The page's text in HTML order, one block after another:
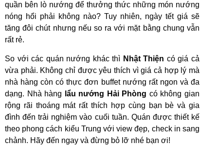
quần bên lò nướng để thưởng thức những món nướng
nóng hổi phải không nào? Tuy nhiên, ngày tết giá sẽ
tăng đôi chút nhưng nếu so ra với mặt bằng chung vẫn
rất rẻ.
So với các quán nướng khác thì Nhật Thiện cógiá cả
vừa phải. Không chỉ được yêu thích vì giá cả hợp lý mà
nhà hàng còn có thực đơn buffet nướng rất ngon và đa
dạng. Nhà hàng
lẩu nướng Hải Phòng có không gian
rộng rãi thoáng mát rất thích hợp cùng bạn bè và gia
đình đến trải nghiệm vào cuối tuần. Quán được thiết kế
theo phong cách kiểu Trung với view đẹp, check in sang
chảnh. Hãy đến ngay và đừng bỏ lỡ nhé bạn ơi!